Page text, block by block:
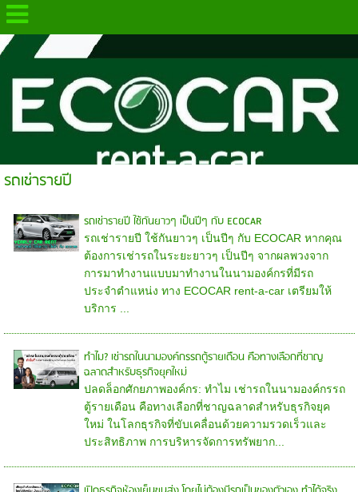
.
รถเช่ารายปี
รถเช่ารายปี ใช้กันยาวๆ เป็นปีๆ กับ ECOCAR
รถเช่ารายปี ใช้กันยาวๆ เป็นปีๆ กับ ECOCAR หากคุณ
ต้องการเช่ารถในระยะยาวๆ เป็นปีๆ จากผลพวงจาก
การมาทำงานแบบมาทำงานในนามองค์กรที่มีรถ
ประจำตำแหน่ง ทาง ECOCAR rent-a-car เตรียมให้
บริการ ...
ทำไม? เช่ารถในนามองค์กรรถตู้รายเดือน คือทางเลือกที่ชาญ
ฉลาดสำหรับธุรกิจยุคใหม่
ปลดล็อกศักยภาพองค์กร: ทำไม เช่ารถในนามองค์กรรถ
ตู้รายเดือน คือทางเลือกที่ชาญฉลาดสำหรับธุรกิจยุค
ใหม่ ในโลกธุรกิจที่ขับเคลื่อนด้วยความรวดเร็วและ
ประสิทธิภาพ การบริหารจัดการทรัพยาก...